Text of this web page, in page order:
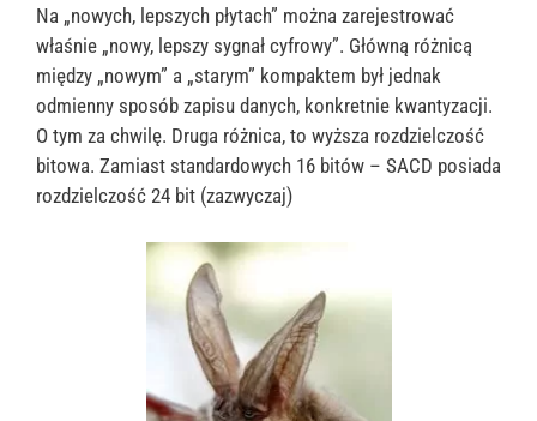
Na „nowych, lepszych płytach” można zarejestrować
właśnie „nowy, lepszy sygnał cyfrowy”. Główną różnicą
między „nowym” a „starym” kompaktem był jednak
odmienny sposób zapisu danych, konkretnie kwantyzacji.
O tym za chwilę. Druga różnica, to wyższa rozdzielczość
bitowa. Zamiast standardowych 16 bitów – SACD posiada
rozdzielczość 24 bit (zazwyczaj)